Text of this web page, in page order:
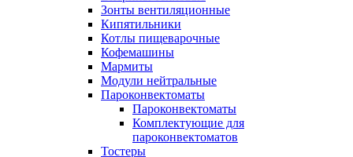
Зонты вентиляционные
Кипятильники
Котлы пищеварочные
Кофемашины
Мармиты
Модули нейтральные
Пароконвектоматы
Пароконвектоматы
Комплектующие для
пароконвектоматов
Тостеры